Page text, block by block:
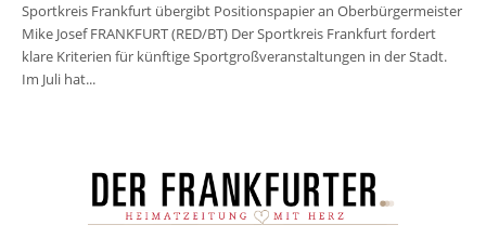
Sportkreis Frankfurt übergibt Positionspapier an Oberbürgermeister
Mike Josef FRANKFURT (RED/BT) Der Sportkreis Frankfurt fordert
klare Kriterien für künftige Sportgroßveranstaltungen in der Stadt.
Im Juli hat...